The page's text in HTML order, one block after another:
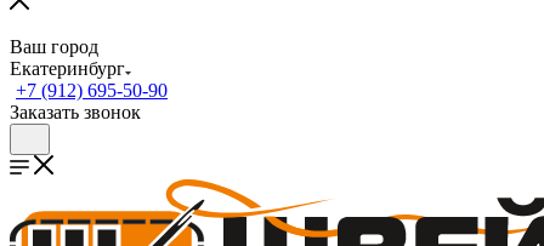
Ваш город
Екатеринбург
+7 (912) 695-50-90
Заказать звонок